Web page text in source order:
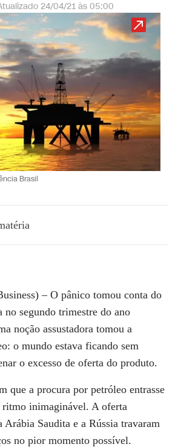
24/04/21 às 05:00
Brasil
–O pânico tomou conta do
no segundo trimestre do ano
noção assustadora tomou a
o mundo estava ficando sem
o excesso de oferta do produto.
que a procura por petróleo entrasse
ritmo inimaginável. A oferta
Arábia Saudita e a Rússia travaram
no pior momento possível.